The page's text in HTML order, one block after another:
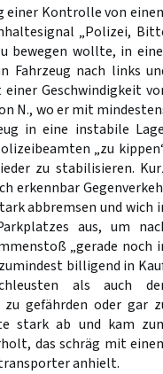
einer Kontrolle von
„Polizei,
bewegen wollte, in
Fahrzeug nach links
Geschwindigkeit
N., wo er mit
in eine instabile
„zu
zu stabilisieren.
erkennbar
abbremsen und wich
aus, um
„gerade noch
billigend in
als auch
gefährden oder gar
stark ab und kam
das schräg mit
anhielt.